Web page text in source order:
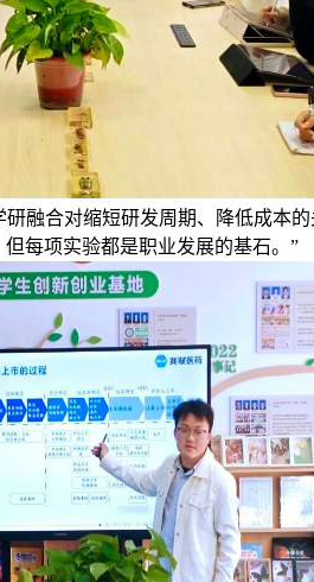
融合对缩短研发周期、降低成本
每项实验都是职业发展的基石。”